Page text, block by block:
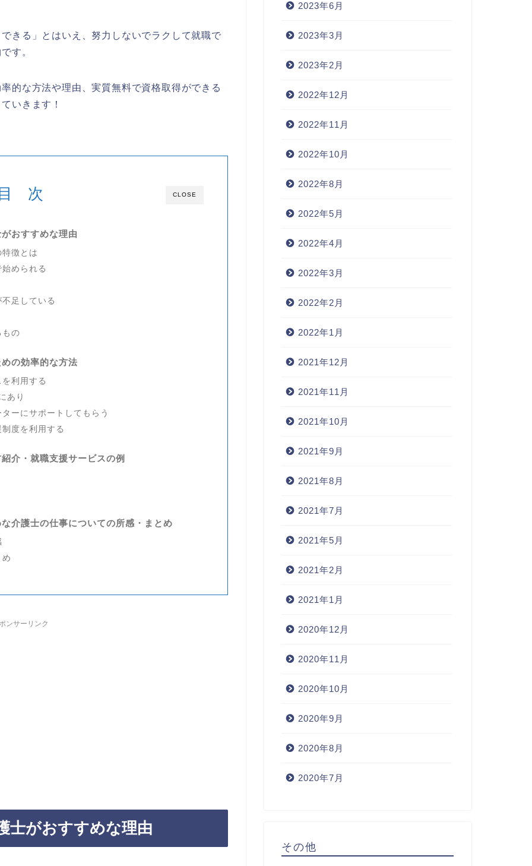
きる」とはいえ、努力しないでラクして就職で
す。
的な方法や理由、実質無料で資格取得ができる
いきます！
CLOSE
次
おすすめな理由
徴とは
められる
足している
もの
の効率的な方法
利用する
あり
ーにサポートしてもらう
度を利用する
介・就職支援サービスの例
介護士の仕事についての所感・まとめ
ンサーリンク
士がおすすめな理由
2023年6月
2023年3月
2023年2月
2022年12月
2022年11月
2022年10月
2022年8月
2022年5月
2022年4月
2022年3月
2022年2月
2022年1月
2021年12月
2021年11月
2021年10月
2021年9月
2021年8月
2021年7月
2021年5月
2021年2月
2021年1月
2020年12月
2020年11月
2020年10月
2020年9月
2020年8月
2020年7月
その他